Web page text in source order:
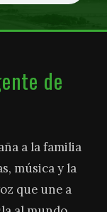
de
a la familia
música y la
que une a